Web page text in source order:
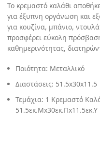
Το κρεμαστό καλάθι
για έξυπνη οργάνωση και
για κουζίνα, μπάνιο,
προσφέρει εύκολη
καθημερινότητας,
Ποιότητα: Μεταλλικό
Διαστάσεις: 51.5x30x11.5
Τεμάχια: 1 Κρεμαστό
51.5εκ.Μx30εκ.Πx11.5εκ.Υ